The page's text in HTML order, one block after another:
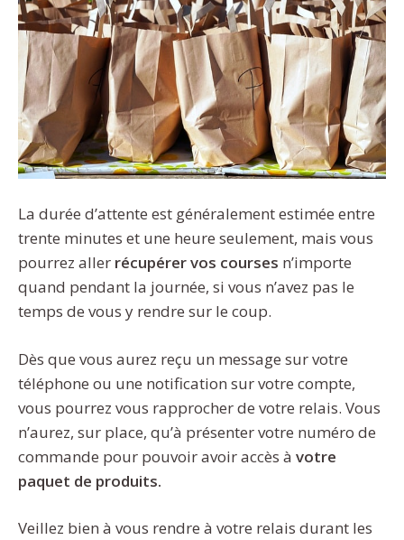
La durée d’attente est généralement estimée entre
trente minutes et une heure seulement, mais vous
pourrez aller récupérer vos courses n’importe
quand pendant la journée, si vous n’avez pas le
temps de vous y rendre sur le coup.
Dès que vous aurez reçu un message sur votre
téléphone ou une notification sur votre compte,
vous pourrez vous rapprocher de votre relais. Vous
n’aurez, sur place, qu’à présenter votre numéro de
commande pour pouvoir avoir accès à votre
paquet de produits.
Veillez bien à vous rendre à votre relais durant les